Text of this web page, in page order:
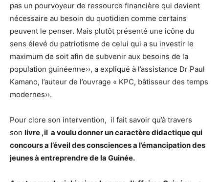
pas un pourvoyeur de ressource financière qui devient
nécessaire au besoin du quotidien comme certains
peuvent le penser. Mais plutôt présenté une icône du
sens élevé du patriotisme de celui qui a su investir le
maximum de soit afin de subvenir aux besoins de la
population guinéenne››, a expliqué à l’assistance Dr Paul
Kamano, l’auteur de l’ouvrage « KPC, bâtisseur des temps
modernes››.
Pour clore son intervention, il fait savoir qu’à travers
son livre ,il a voulu donner un caractère didactique qui
concours a l’éveil des consciences a l’émancipation des
jeunes à entreprendre de la Guinée.